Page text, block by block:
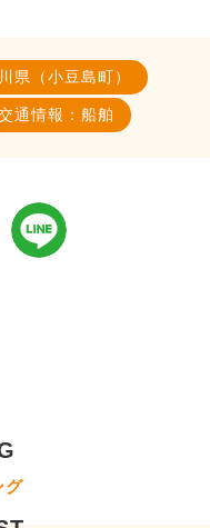
県（小豆島町）
通情報：船舶
グ